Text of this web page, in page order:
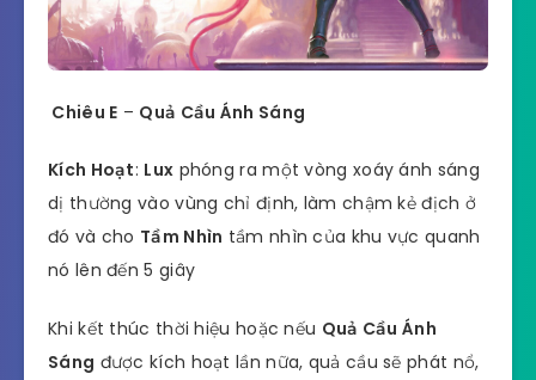
Chiêu E – Quả Cầu Ánh Sáng
Kích Hoạt: Lux phóng ra một vòng xoáy ánh sáng
dị thường vào vùng chỉ định, làm chậm kẻ địch ở
đó và cho Tầm Nhìn tầm nhìn của khu vực quanh
nó lên đến 5 giây
Khi kết thúc thời hiệu hoặc nếu Quả Cầu Ánh
Sáng được kích hoạt lần nữa, quả cầu sẽ phát nổ,